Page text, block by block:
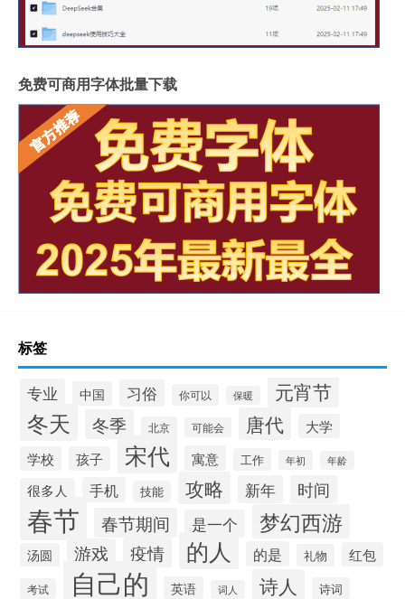
免费可商用字体批量下载
标签
专业 中国 习俗 你可以 保暖 元宵节
冬天 冬季 北京 可能会 唐代
大学
学校
孩子 宋代 寓意 工作 年初 年龄
很多人 手机 技能 攻略 新年 时间
春节 春节期间 是一个 梦幻西游
汤圆 游戏 疫情 的人 的是 礼物 红包
考试 自己的 英语 词人 诗人 诗词